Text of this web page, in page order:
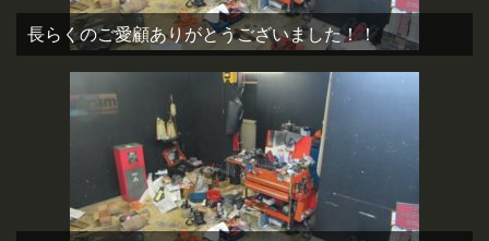
長らくのご愛顧ありがとうございました！！